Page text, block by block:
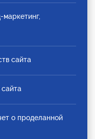
сайта
о проделанной